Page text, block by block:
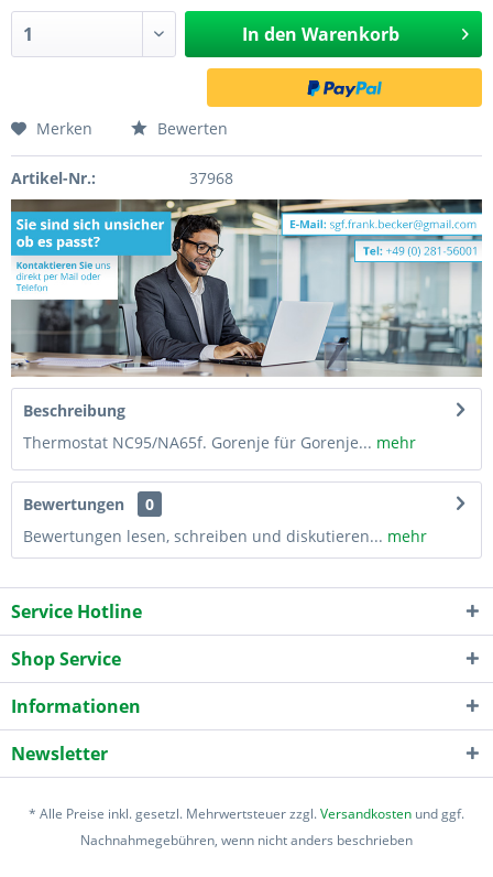
In den Warenkorb
Merken Bewerten
Artikel-Nr.: 37968
Beschreibung
Thermostat NC95/NA65f. Gorenje für Gorenje... mehr
Bewertungen
0
Bewertungen lesen, schreiben und diskutieren... mehr
Service Hotline
Shop Service
Informationen
Newsletter
* Alle Preise inkl. gesetzl. Mehrwertsteuer zzgl.Versandkosten und ggf.
Nachnahmegebühren, wenn nicht anders beschrieben